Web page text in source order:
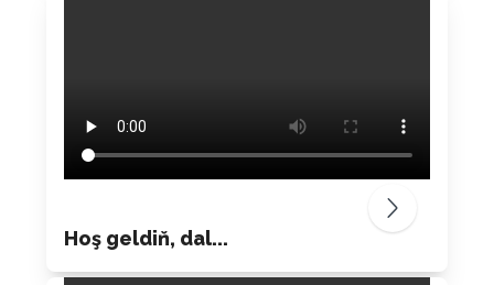
Hoş geldiň, dal...